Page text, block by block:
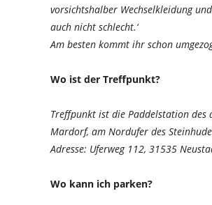
vorsichtshalber Wechselkleidung
auch nicht schlecht.‘
Am besten kommt ihr schon
Wo ist der Treffpunkt?
Treffpunkt ist die Paddelstation des
Mardorf, am Nordufer des
Adresse: Uferweg 112, 31535
Wo kann ich parken?